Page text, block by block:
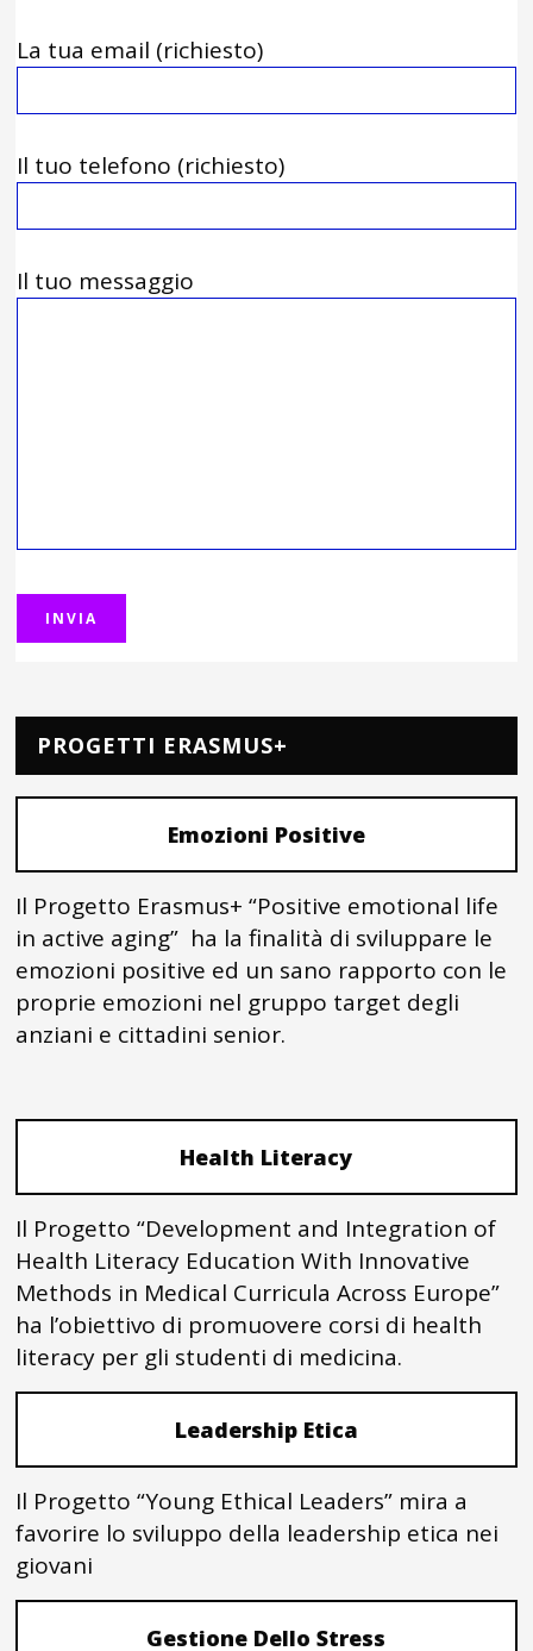
La tua email (richiesto)
Il tuo telefono (richiesto)
Il tuo messaggio
PROGETTI ERASMUS+
Emozioni Positive
Il Progetto Erasmus+ “Positive emotional life
in active aging” ha la finalità di sviluppare le
emozioni positive ed un sano rapporto con le
proprie emozioni nel gruppo target degli
anziani e cittadini senior.
Health Literacy
Il Progetto “Development and Integration of
Health Literacy Education With Innovative
Methods in Medical Curricula Across Europe”
ha l’obiettivo di promuovere corsi di health
literacy per gli studenti di medicina.
Leadership Etica
Il Progetto “Young Ethical Leaders” mira a
favorire lo sviluppo della leadership etica nei
giovani
Gestione Dello Stress